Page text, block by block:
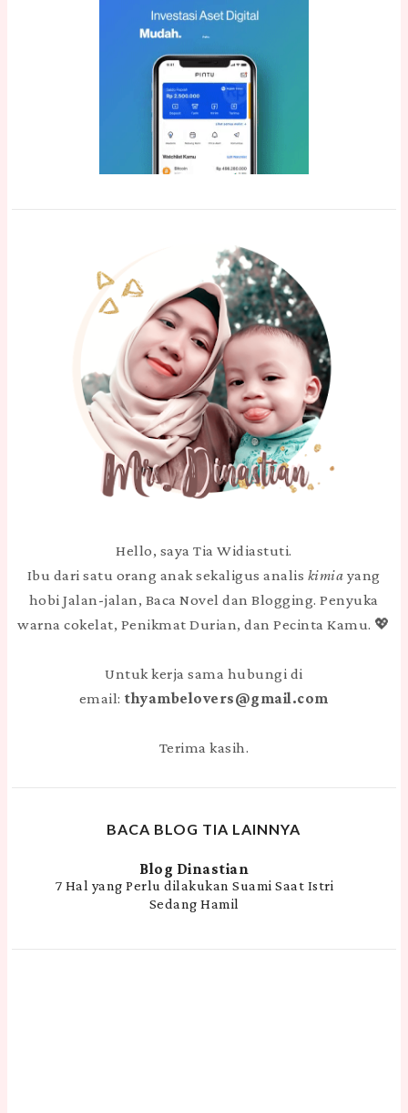
Hello, saya Tia Widiastuti.
Ibu dari satu orang anak sekaligus analis kimia yang
hobi Jalan-jalan, Baca Novel dan Blogging. Penyuka
warna cokelat, Penikmat Durian, dan Pecinta Kamu. 💖
Untuk kerja sama hubungi di
email: thyambelovers@gmail.com
Terima kasih.
BACA BLOG TIA LAINNYA
Blog Dinastian
7 Hal yang Perlu dilakukan Suami Saat Istri
Sedang Hamil